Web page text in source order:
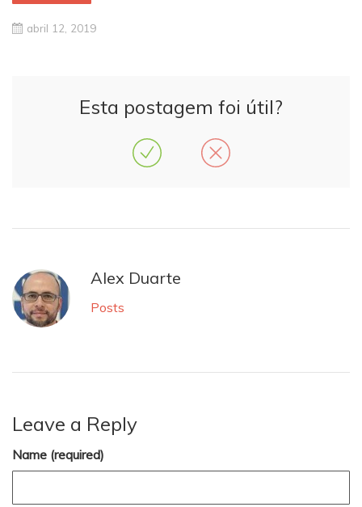
abril 12, 2019
Esta postagem foi útil?
Alex Duarte
Posts
Leave a Reply
Name (required)